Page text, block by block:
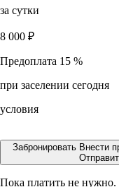
за сутки
8 000 ₽
Предоплата 15 %
при заселении сегодня
условия
Забронировать Внести
Пока платить не нужно.